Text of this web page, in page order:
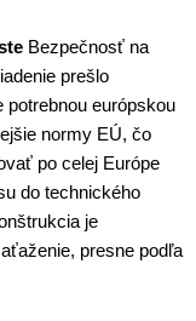
Bezpečnosť na
prešlo
európskou
normy EÚ, čo
po celej Európe
do technického
je
presne podľa